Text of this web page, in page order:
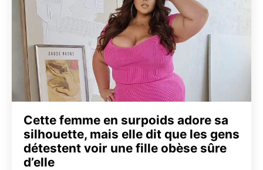
Cette femme en surpoids adore sa
silhouette, mais elle dit que les gens
détestent voir une fille obèse sûre
d’elle